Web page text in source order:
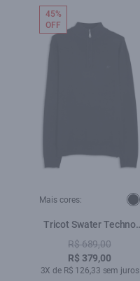
Mais cores:
Tricot Swater Techno
Visco Preto
R$ 689,00
R$ 379,00
3X de R$ 126,33 sem juros
45%
OFF